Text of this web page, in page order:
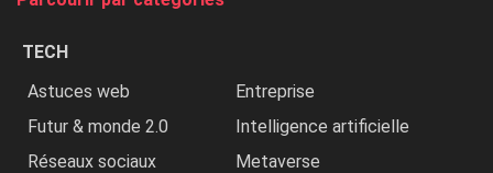
TECH
Astuces web
Entreprise
Futur & monde 2.0
Intelligence artificielle
Réseaux sociaux
Metaverse